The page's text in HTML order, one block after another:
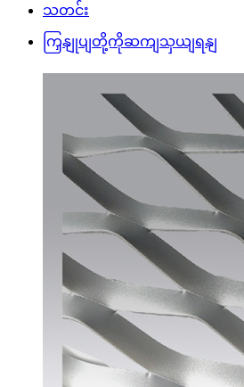
သတင်း
ကြှနျုပျတို့ကိုဆကျသှယျရနျ